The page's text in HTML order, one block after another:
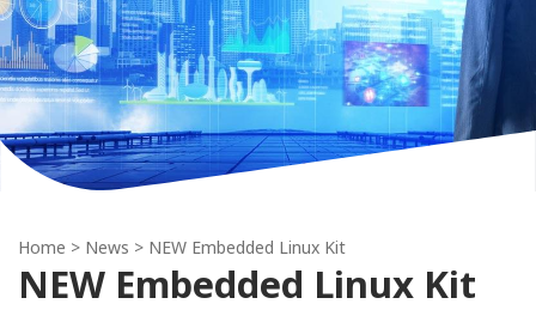
Home > News > NEW Embedded Linux Kit
NEW Embedded Linux Kit